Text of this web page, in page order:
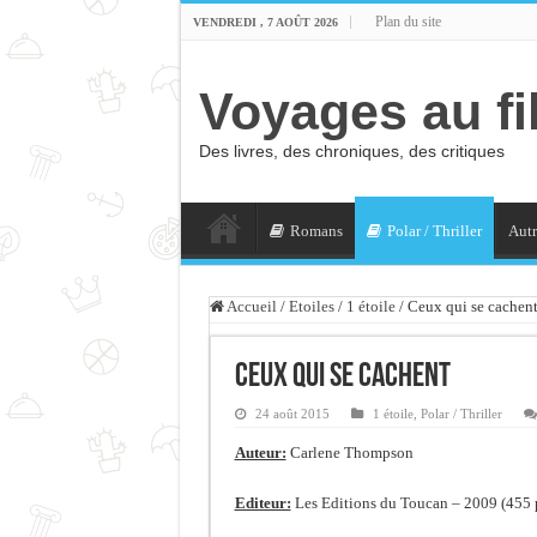
VENDREDI , 7 AOÛT 2026 Plan du site
Voyages au
Des livres, des chroniques, des critiques
Romans Polar / Thriller
Accueil / Etoiles / 1 étoile / Ceux qui se cachent
Ceux qui se cachent
24 août 2015 1 étoile, Polar / Thriller
Auteur: Carlene Thompson
Editeur: Les Editions du Toucan – 2009 (455